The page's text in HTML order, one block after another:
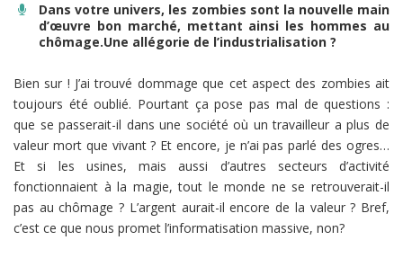
Dans votre univers, les zombies sont la nouvelle main
d’œuvre bon marché, mettant ainsi les hommes au
chômage.Une allégorie de l’industrialisation ?
Bien sur ! J’ai trouvé dommage que cet aspect des zombies ait
toujours été oublié. Pourtant ça pose pas mal de questions :
que se passerait-il dans une société où un travailleur a plus de
valeur mort que vivant ? Et encore, je n’ai pas parlé des ogres…
Et si les usines, mais aussi d’autres secteurs d’activité
fonctionnaient à la magie, tout le monde ne se retrouverait-il
pas au chômage ? L’argent aurait-il encore de la valeur ? Bref,
c’est ce que nous promet l’informatisation massive, non?